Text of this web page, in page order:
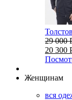
29 000
20 300
Женщинам
вся